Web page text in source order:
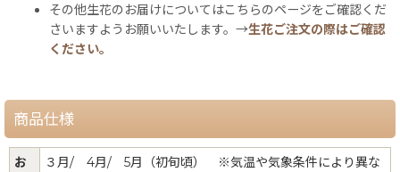
その他生花のお届けについてはこちらのページをご確認くだ
さいますようお願いいたします。→生花ご注文の際はご確認
ください。
商品仕様
お
３月/ 4月/ 5月（初旬頃） ※気温や気象条件により異な